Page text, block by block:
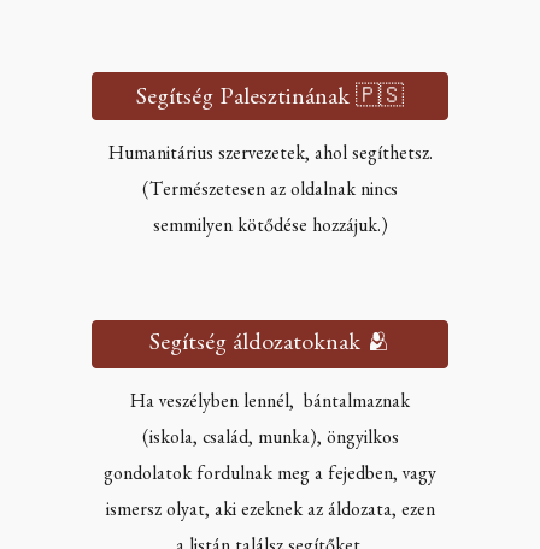
Segítség Palesztinának 🇵🇸
Humanitárius szervezetek, ahol segíthetsz.
(Természetesen az oldalnak nincs
semmilyen kötődése hozzájuk.)
Segítség áldozatoknak 🫂
Ha veszélyben lennél, bántalmaznak
(iskola, család, munka), öngyilkos
gondolatok fordulnak meg a fejedben, vagy
ismersz olyat, aki ezeknek az áldozata, ezen